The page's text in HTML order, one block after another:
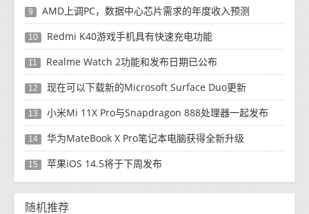
9 AMD上调PC，数据中心芯片需求的年度收入预测
10 Redmi K40游戏手机具有快速充电功能
11 Realme Watch 2功能和发布日期已公布
12 现在可以下载新的Microsoft Surface Duo更新
13 小米Mi 11X Pro与Snapdragon 888处理器一起发布
14 华为MateBook X Pro笔记本电脑获得全新升级
15 苹果iOS 14.5将于下周发布
随机推荐